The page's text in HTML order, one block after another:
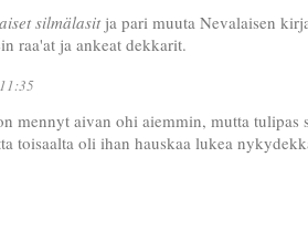
silmälasitja pari muuta Nevalaisen
raa'at ja ankeat dekkarit.
mennyt aivan ohi aiemmin, mutta tulipas
toisaalta oli ihan hauskaa lukea